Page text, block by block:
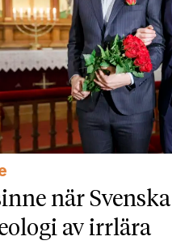
när
av irrlära